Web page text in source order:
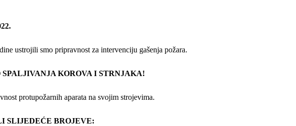
ustrojili smo pripravnost za intervenciju gašenja požara.
KOROVA I STRNJAKA!
protupožarnih aparata na svojim strojevima.
SLIJEDEĆE BROJEVE: